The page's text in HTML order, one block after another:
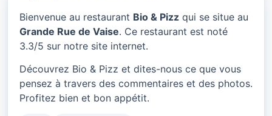
Bienvenue au restaurant Bio & Pizz qui se situe au
Grande Rue de Vaise. Ce restaurant est noté
3.3/5 sur notre site internet.
Découvrez Bio & Pizz et dites-nous ce que vous
pensez à travers des commentaires et des photos.
Profitez bien et bon appétit.